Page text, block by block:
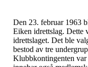
Den 23. februar 1963
Eiken idrettslag. Dette
idrettslaget. Det ble
bestod av tre
Klubbkontingenten